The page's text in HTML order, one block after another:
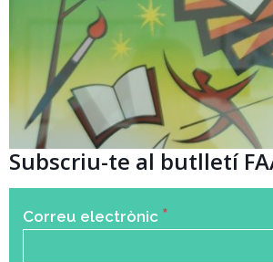
Subscriu-te al butlletí
Correu electrònic *